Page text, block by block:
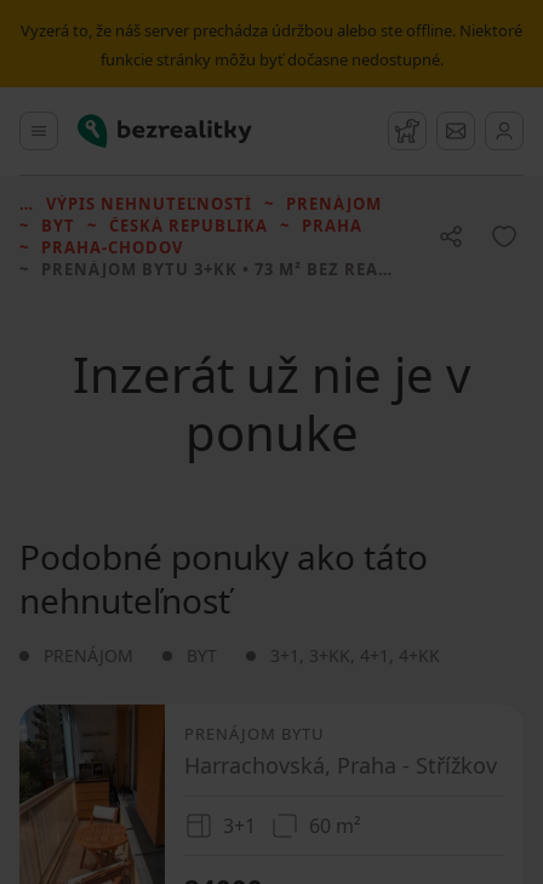
Vyzerá to, že náš server prechádza údržbou alebo ste offline. Niektoré
funkcie stránky môžu byť dočasne nedostupné.
Hlavné menu
Bezrealitky Strážny pes
Správy
VÝPIS NEHNUTEĽNOSTÍ
PRENÁJOM
BYT
ČESKÁ REPUBLIKA
PRAHA
PRAHA-CHODOV
PRENÁJOM BYTU 3+KK • 73 M² BEZ REALITKY
Inzerát už nie je v
ponuke
Podobné ponuky ako táto
nehnuteľnosť
PRENÁJOM BYT 3+1 , 3+KK, 4+1 , 4+KK
PRENÁJOM BYTU
Harrachovská, Praha - Střížkov
3+1 60 m²